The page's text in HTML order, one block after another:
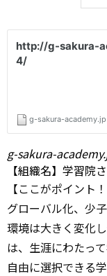
g-sakura-
【組織名】学習院
【ここがポイント！
グローバル化、少
環境は大きく変化
は、生涯にわたっ
自由に選択できる